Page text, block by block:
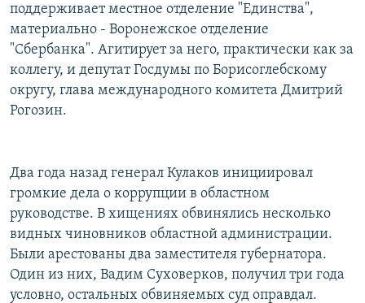
поддерживает местное отделение "Единства",
материально - Воронежское отделение
"Сбербанка". Агитирует за него, практически как за
коллегу, и депутат Госдумы по Борисоглебскому
округу, глава международного комитета Дмитрий
Рогозин.
Два года назад генерал Кулаков инициировал
громкие дела о коррупции в областном
руководстве. В хищениях обвинялись несколько
видных чиновников областной администрации.
Были арестованы два заместителя губернатора.
Один из них, Вадим Суховерков, получил три года
условно, остальных обвиняемых суд оправдал.